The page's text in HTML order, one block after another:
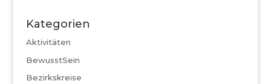
Kategorien
Aktivitäten
BewusstSein
Bezirkskreise